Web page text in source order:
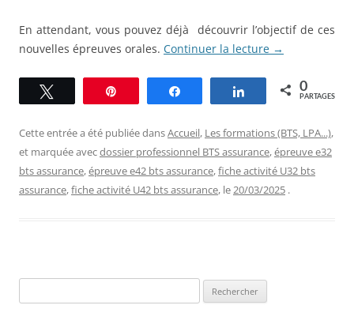
En attendant, vous pouvez déjà découvrir l’objectif de ces
nouvelles épreuves orales. Continuer la lecture →
Partagez 0
PARTAGES
Cette entrée a été publiée dansAccueil, Les formations (BTS, LPA...),
et marquée avecdossier professionnel BTS assurance,épreuve e32
bts assurance,épreuve e42 bts assurance,fiche activité U32 bts
assurance,fiche activité U42 bts assurance, le20/03/2025 .